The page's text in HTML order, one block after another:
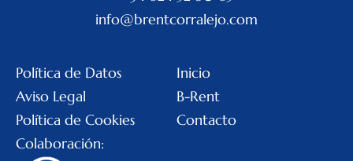
info@brentcorralejo.com
Política de Datos
Aviso Legal
Política de Cookies
Inicio
B-Rent
Contacto
Colaboración: